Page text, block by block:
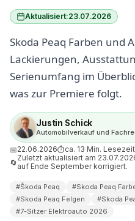
Aktualisiert:23.07.2026
Skoda Peaq Farben und
Lackierungen,
Serienumfang im
was zur Premiere folgt.
Justin Schick
Automobilverkauf und
📅22.06.2026⏱ca. 13 Min. Lesezeit
🔄
Zuletzt aktualisiert am
auf Ende September korrigiert.
#Škoda Peaq #Skoda Peaq
#Skoda Peaq Felgen
#Skoda
#7-Sitzer Elektroauto 2026
sind beim Skoda
und Ausstattung lohnt sich
Peaq wirtschaftlich?
ist beim Skoda Peaq
sinnvoll?
Ausstattung im Vergleich: Wo
schon serienmäßig punktet
lohnt sich beim
für Vielfahrer und
Konfiguration vorbereiten: In
zur passenden Ausstattung